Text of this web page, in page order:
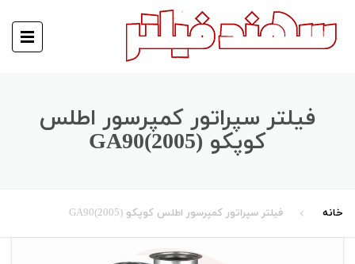
فیلتر سپراتور کمپرسور اطلس
کوپکو GA90(2005)
خانه فیلتر سپراتور کمپرسور اطلس کوپکو GA90(2005)